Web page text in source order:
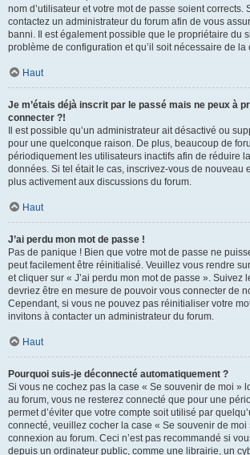
nom d’utilisateur et votre mot de passe soient corrects.
contactez un administrateur du forum afin de vous
banni. Il est également possible que le propriétaire du
problème de configuration et qu’il soit nécessaire de la
Haut
Je m’étais déjà inscrit par le passé mais ne peux à
connecter ?!
Il est possible qu’un administrateur ait désactivé ou
pour une quelconque raison. De plus, beaucoup de
périodiquement les utilisateurs inactifs afin de réduire
données. Si tel était le cas, inscrivez-vous de nouveau
plus activement aux discussions du forum.
Haut
J’ai perdu mon mot de passe !
Pas de panique ! Bien que votre mot de passe ne
peut facilement être réinitialisé. Veuillez vous rendre
et cliquer sur « J’ai perdu mon mot de passe ». Suivez
devriez être en mesure de pouvoir vous connecter de
Cependant, si vous ne pouvez pas réinitialiser votre
invitons à contacter un administrateur du forum.
Haut
Pourquoi suis-je déconnecté automatiquement ?
Si vous ne cochez pas la case « Se souvenir de moi »
au forum, vous ne resterez connecté que pour une
permet d’éviter que votre compte soit utilisé par
connecté, veuillez cocher la case « Se souvenir de moi
connexion au forum. Ceci n’est pas recommandé si
depuis un ordinateur public, comme une librairie, un